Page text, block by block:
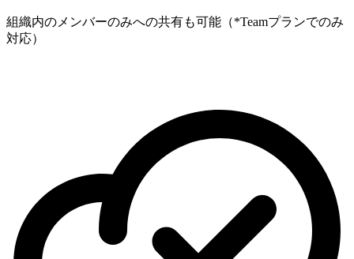
組織内のメンバーのみへの共有も可能​（*Teamプランでのみ
対応）